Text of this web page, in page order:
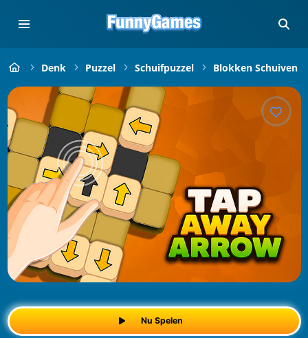
Denk Puzzel Schuifpuzzel Blokken Schuiven
Nu Spelen